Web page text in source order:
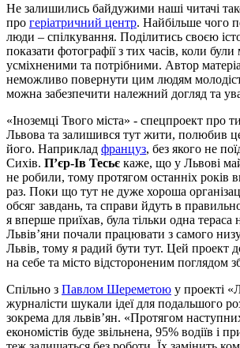
Не залишились байдужими наші читачі
про геріатричний центр. Найбільше чого
люди – спілкування. Поділитись своєю
показати фотографії з тих часів, коли
усміхненими та потрібними. Автор
неможливо повернути цим людям
можна забезпечити належний догляд та
«Іноземці Твого міста» - спецпроект про
Львова та залишився тут жити, полюбив
його. Наприклад француз, без якого не
Сихів. П’єр-Ів Тесьє каже, що у Львові
не робили, тому протягом останніх років
раз. Поки що тут не дуже хороша
обсяг завдань, та справи йдуть в
я вперше приїхав, була тільки одна
Львів’яни почали працювати з самого
Львів, тому я радий бути тут. Цей проект
на себе та місто відстороненим поглядом
Спільно з Павлом Шереметою у проекті
журналісти шукали ідеї для подальшого
зокрема для львів’ян. «Протягом
економістів буде звільнена, 95% водіїв і